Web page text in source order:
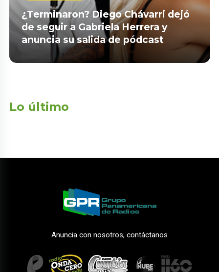
¿Terminaron? Diego Chávarri dejó
de seguir a Gabriela Herrera y
anuncia su salida de pódcast
Lo último
Anuncia con nosotros, contáctanos